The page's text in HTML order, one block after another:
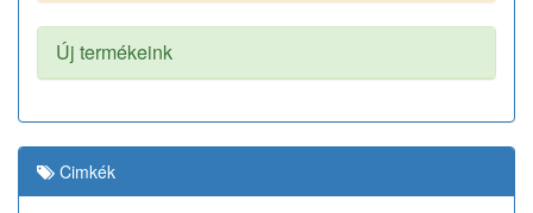
Új termékeink
Cimkék